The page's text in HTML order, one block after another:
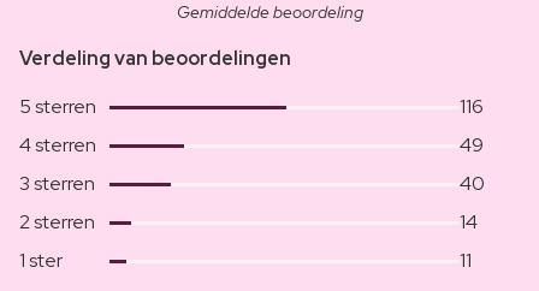
Gemiddelde beoordeling
Verdeling van beoordelingen
5 sterren
116
4 sterren
49
3 sterren
40
2 sterren
14
1 ster
11